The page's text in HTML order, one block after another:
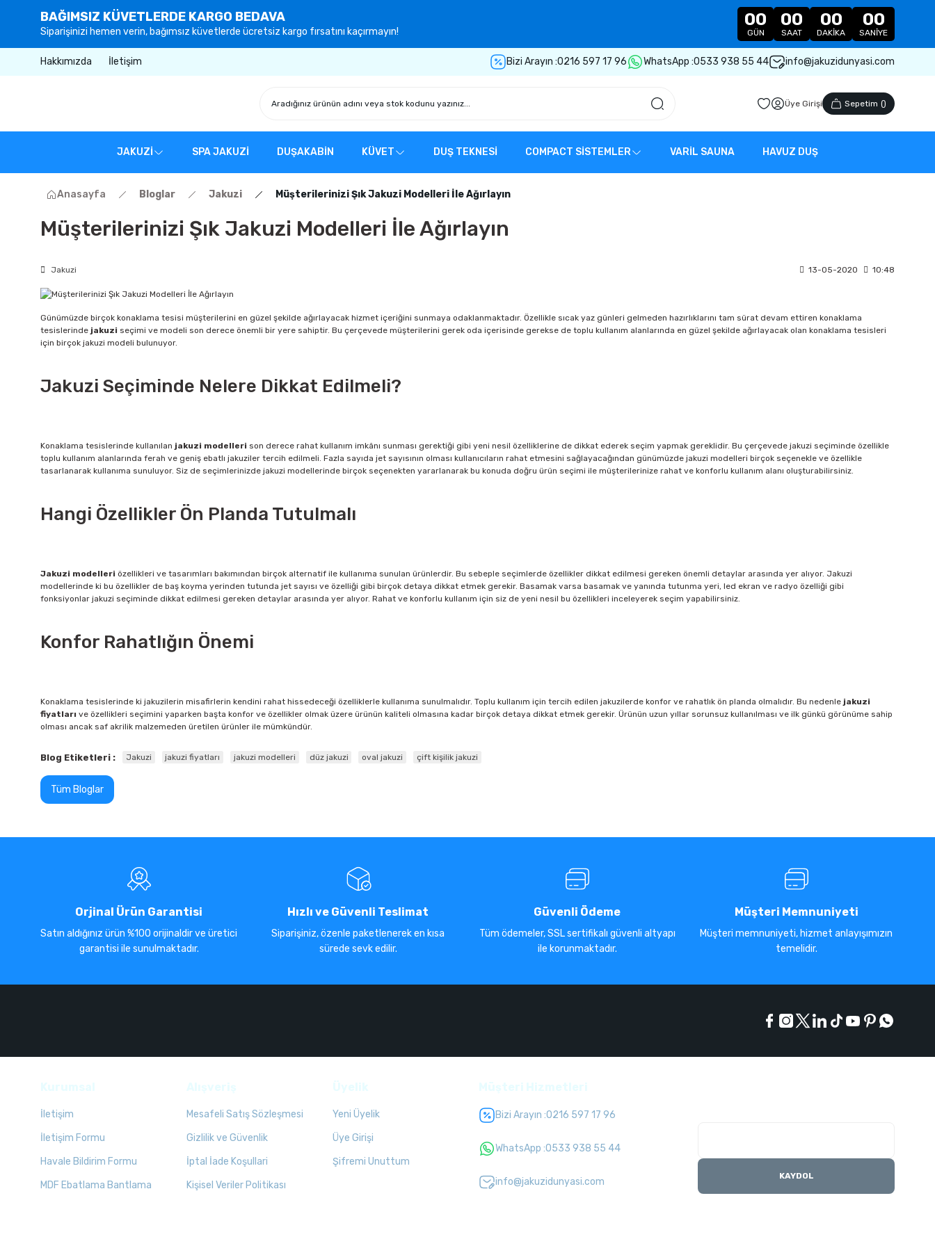
BAĞIMSIZ KÜVETLERDE KARGO BEDAVA
Siparişinizi hemen verin, bağımsız küvetlerde ücretsiz kargo fırsatını kaçırmayın!
00
GÜN
00
SAAT
00
DAKIKA
00
SANIYE
Hakkımızda İletişim Bizi Arayın :0216 597 17 96 WhatsApp :0533 938 55 44 info@jakuzidunyasi.com
Üye Girişi Sepetim ()
JAKUZİ SPA JAKUZİ DUŞAKABİN KÜVET DUŞ TEKNESİ COMPACT SİSTEMLER VARİL SAUNA HAVUZ DUŞ
Anasayfa Bloglar Jakuzi Müşterilerinizi Şık Jakuzi Modelleri İle Ağırlayın
Müşterilerinizi Şık Jakuzi Modelleri İle Ağırlayın
Jakuzi 13-05-2020 10:48
Günümüzde birçok konaklama tesisi müşterilerini en güzel şekilde ağırlayacak hizmet içeriğini sunmaya odaklanmaktadır. Özellikle sıcak yaz günleri gelmeden hazırlıklarını tam sürat devam ettiren konaklama
tesislerinde jakuzi seçimi ve modeli son derece önemli bir yere sahiptir. Bu çerçevede müşterilerini gerek oda içerisinde gerekse de toplu kullanım alanlarında en güzel şekilde ağırlayacak olan konaklama tesisleri
için birçok jakuzi modeli bulunuyor.
Jakuzi Seçiminde Nelere Dikkat Edilmeli?
Konaklama tesislerinde kullanılan jakuzi modelleri son derece rahat kullanım imkânı sunması gerektiği gibi yeni nesil özelliklerine de dikkat ederek seçim yapmak gereklidir. Bu çerçevede jakuzi seçiminde özellikle
toplu kullanım alanlarında ferah ve geniş ebatlı jakuziler tercih edilmeli. Fazla sayıda jet sayısının olması kullanıcıların rahat etmesini sağlayacağından günümüzde jakuzi modelleri birçok seçenekle ve özellikle
tasarlanarak kullanıma sunuluyor. Siz de seçimlerinizde jakuzi modellerinde birçok seçenekten yararlanarak bu konuda doğru ürün seçimi ile müşterilerinize rahat ve konforlu kullanım alanı oluşturabilirsiniz.
Hangi Özellikler Ön Planda Tutulmalı
Jakuzi modelleri özellikleri ve tasarımları bakımından birçok alternatif ile kullanıma sunulan ürünlerdir. Bu sebeple seçimlerde özellikler dikkat edilmesi gereken önemli detaylar arasında yer alıyor. Jakuzi
modellerinde ki bu özellikler de baş koyma yerinden tutunda jet sayısı ve özelliği gibi birçok detaya dikkat etmek gerekir. Basamak varsa basamak ve yanında tutunma yeri, led ekran ve radyo özelliği gibi
fonksiyonlar jakuzi seçiminde dikkat edilmesi gereken detaylar arasında yer alıyor. Rahat ve konforlu kullanım için siz de yeni nesil bu özellikleri inceleyerek seçim yapabilirsiniz.
Konfor Rahatlığın Önemi
Konaklama tesislerinde ki jakuzilerin misafirlerin kendini rahat hissedeceği özelliklerle kullanıma sunulmalıdır. Toplu kullanım için tercih edilen jakuzilerde konfor ve rahatlık ön planda olmalıdır. Bu nedenle jakuzi
fiyatları ve özellikleri seçimini yaparken başta konfor ve özellikler olmak üzere ürünün kaliteli olmasına kadar birçok detaya dikkat etmek gerekir. Ürünün uzun yıllar sorunsuz kullanılması ve ilk günkü görünüme sahip
olması ancak saf akrilik malzemeden üretilen ürünler ile mümkündür.
Blog Etiketleri : Jakuzi jakuzi fiyatları jakuzi modelleri düz jakuzi oval jakuzi çift kişilik jakuzi
Tüm Bloglar
Orjinal Ürün Garantisi
Satın aldığınız ürün %100 orijinaldir ve üretici
garantisi ile sunulmaktadır.
Hızlı ve Güvenli Teslimat
Siparişiniz, özenle paketlenerek en kısa
sürede sevk edilir.
Güvenli Ödeme
Tüm ödemeler, SSL sertifikalı güvenli altyapı
ile korunmaktadır.
Müşteri Memnuniyeti
Müşteri memnuniyeti, hizmet anlayışımızın
temelidir.
İletişim
İletişim Formu
Havale Bildirim Formu
MDF Ebatlama Bantlama
Mesafeli Satış Sözleşmesi
Gizlilik ve Güvenlik
İptal İade Koşullari
Kişisel Veriler Politikası
Yeni Üyelik
Üye Girişi
Şifremi Unuttum
Bizi Arayın :0216 597 17 96
WhatsApp :0533 938 55 44
info@jakuzidunyasi.com KAYDOL